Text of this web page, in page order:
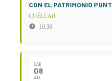
CON EL PATRIMONIO
CUÉLLAR
10:30
SÁB
08
AG